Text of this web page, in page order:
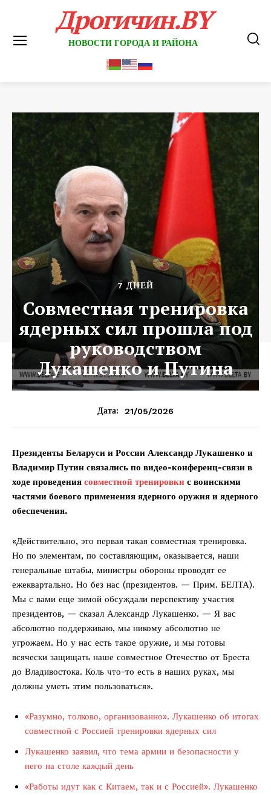
Дрогичин.BY
НОВОСТИ ГОРОДА И РАЙОНА
7 ДНЕЙ
Совместная тренировка
ядерных сил прошла под
руководством
Лукашенко и Путина
Дата: 21/05/2026
Президенты Беларуси и России Александр Лукашенко и
Владимир Путин связались по видео-конференц-связи в
ходе проведения совместной тренировки с воинскими
частями боевого применения ядерного оружия и ядерного
обеспечения.
«Действительно, это первая такая совместная тренировка.
Но по элементам, по составляющим, оказывается, наши
генеральные штабы, министры обороны проводят ее
ежеквартально. Но без нас (президентов. — Прим. БЕЛТА).
Мы с вами еще зимой обсуждали перспективу участия
президентов, — сказал Александр Лукашенко. — Я вас
абсолютно поддерживаю, мы никому абсолютно не
угрожаем. Но у нас есть такое оружие, и мы готовы
всячески защищать наше совместное Отечество от Бреста
до Владивостока. Коль что-то есть в наших руках, мы
должны уметь этим пользоваться».
«Разумно, толково, организованно». Лукашенко об итогах
совместной с Россией тренировки ядерных сил
Лукашенко заявил, что тема армии и безопасности у
него на столе каждый день
«Работы идут как с Китаем, так и с Россией». Лукашенко